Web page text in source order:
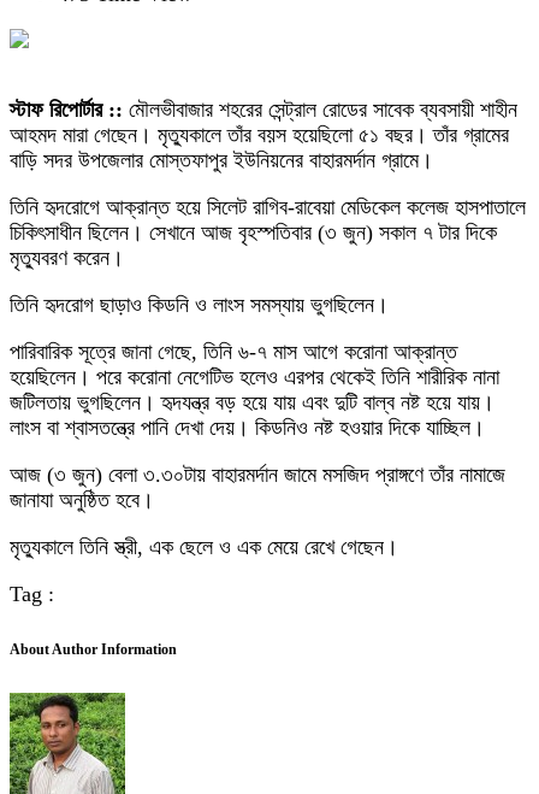
স্টাফ রিপোর্টার :: মৌলভীবাজার শহরের সেন্ট্রাল রোডের সাবেক ব্যবসায়ী শাহীন
আহমদ মারা গেছেন। মৃত্যুকালে তাঁর বয়স হয়েছিলো ৫১ বছর। তাঁর গ্রামের
বাড়ি সদর উপজেলার মোস্তফাপুর ইউনিয়নের বাহারমর্দান গ্রামে।
তিনি হৃদরোগে আক্রান্ত হয়ে সিলেট রাগিব-রাবেয়া মেডিকেল কলেজ হাসপাতালে
চিকিৎসাধীন ছিলেন। সেখানে আজ বৃহস্পতিবার (৩ জুন) সকাল ৭ টার দিকে
মৃত্যুবরণ করেন।
তিনি হৃদরোগ ছাড়াও কিডনি ও লাংস সমস্যায় ভুগছিলেন।
পারিবারিক সূত্রে জানা গেছে, তিনি ৬-৭ মাস আগে করোনা আক্রান্ত
হয়েছিলেন। পরে করোনা নেগেটিভ হলেও এরপর থেকেই তিনি শারীরিক নানা
জটিলতায় ভুগছিলেন। হৃদযন্ত্র বড় হয়ে যায় এবং দুটি বাল্ব নষ্ট হয়ে যায়।
লাংস বা শ্বাসতন্ত্রে পানি দেখা দেয়। কিডনিও নষ্ট হওয়ার ‍দিকে যাচ্ছিল।
আজ (৩ জুন) বেলা ৩.৩০টায় বাহারমর্দান জামে মসজিদ প্রাঙ্গণে তাঁর নামাজে
জানাযা অনুষ্ঠিত হবে।
মৃত্যুকালে তিনি স্ত্রী, এক ছেলে ও এক মেয়ে রেখে গেছেন।
Tag :
About Author Information